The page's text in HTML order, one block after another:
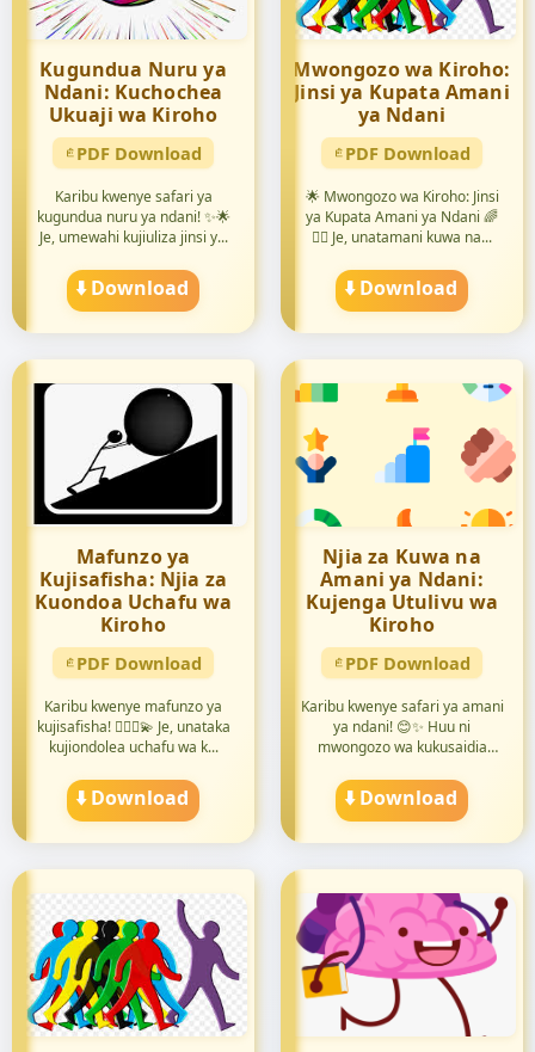
Kugundua Nuru ya
Ndani: Kuchochea
Ukuaji wa Kiroho
PDF Download
Karibu kwenye safari ya
kugundua nuru ya ndani! ✨🌟
Je, umewahi kujiuliza jinsi y...
⬇️ Download
Mwongozo wa Kiroho:
Jinsi ya Kupata Amani
ya Ndani
PDF Download
🌟 Mwongozo wa Kiroho: Jinsi
ya Kupata Amani ya Ndani 🌈
🧘‍♀️ Je, unatamani kuwa na...
⬇️ Download
Mafunzo ya
Kujisafisha: Njia za
Kuondoa Uchafu wa
Kiroho
PDF Download
Karibu kwenye mafunzo ya
kujisafisha! 🧘🏽‍♀️💫 Je, unataka
kujiondolea uchafu wa k...
⬇️ Download
Njia za Kuwa na
Amani ya Ndani:
Kujenga Utulivu wa
Kiroho
PDF Download
Karibu kwenye safari ya amani
ya ndani! 😊✨ Huu ni
mwongozo wa kukusaidia
⬇️ Download